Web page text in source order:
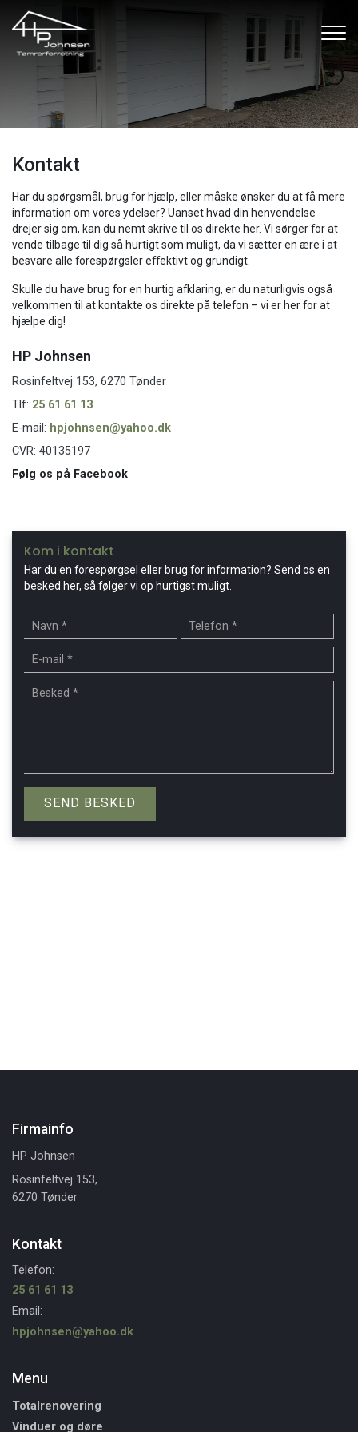
hovedindhold
Kontakt
Har du spørgsmål, brug for hjælp, eller måske ønsker du at få mere
information om vores ydelser? Uanset hvad din henvendelse
drejer sig om, kan du nemt skrive til os direkte her. Vi sørger for at
vende tilbage til dig så hurtigt som muligt, da vi sætter en ære i at
besvare alle forespørgsler effektivt og grundigt.
Skulle du have brug for en hurtig afklaring, er du naturligvis også
velkommen til at kontakte os direkte på telefon – vi er her for at
hjælpe dig!
HP Johnsen
Rosinfeltvej 153, 6270 Tønder
Tlf: 25 61 61 13
E-mail: hpjohnsen@yahoo.dk
CVR: 40135197
Følg os på Facebook
Kom i kontakt
Har du en forespørgsel eller brug for information? Send os en
besked her, så følger vi op hurtigst muligt.
Firmainfo
HP Johnsen
Rosinfeltvej 153,
6270 Tønder
Kontakt
Telefon:
25 61 61 13
Email:
hpjohnsen@yahoo.dk
Menu
Totalrenovering
Vinduer og døre